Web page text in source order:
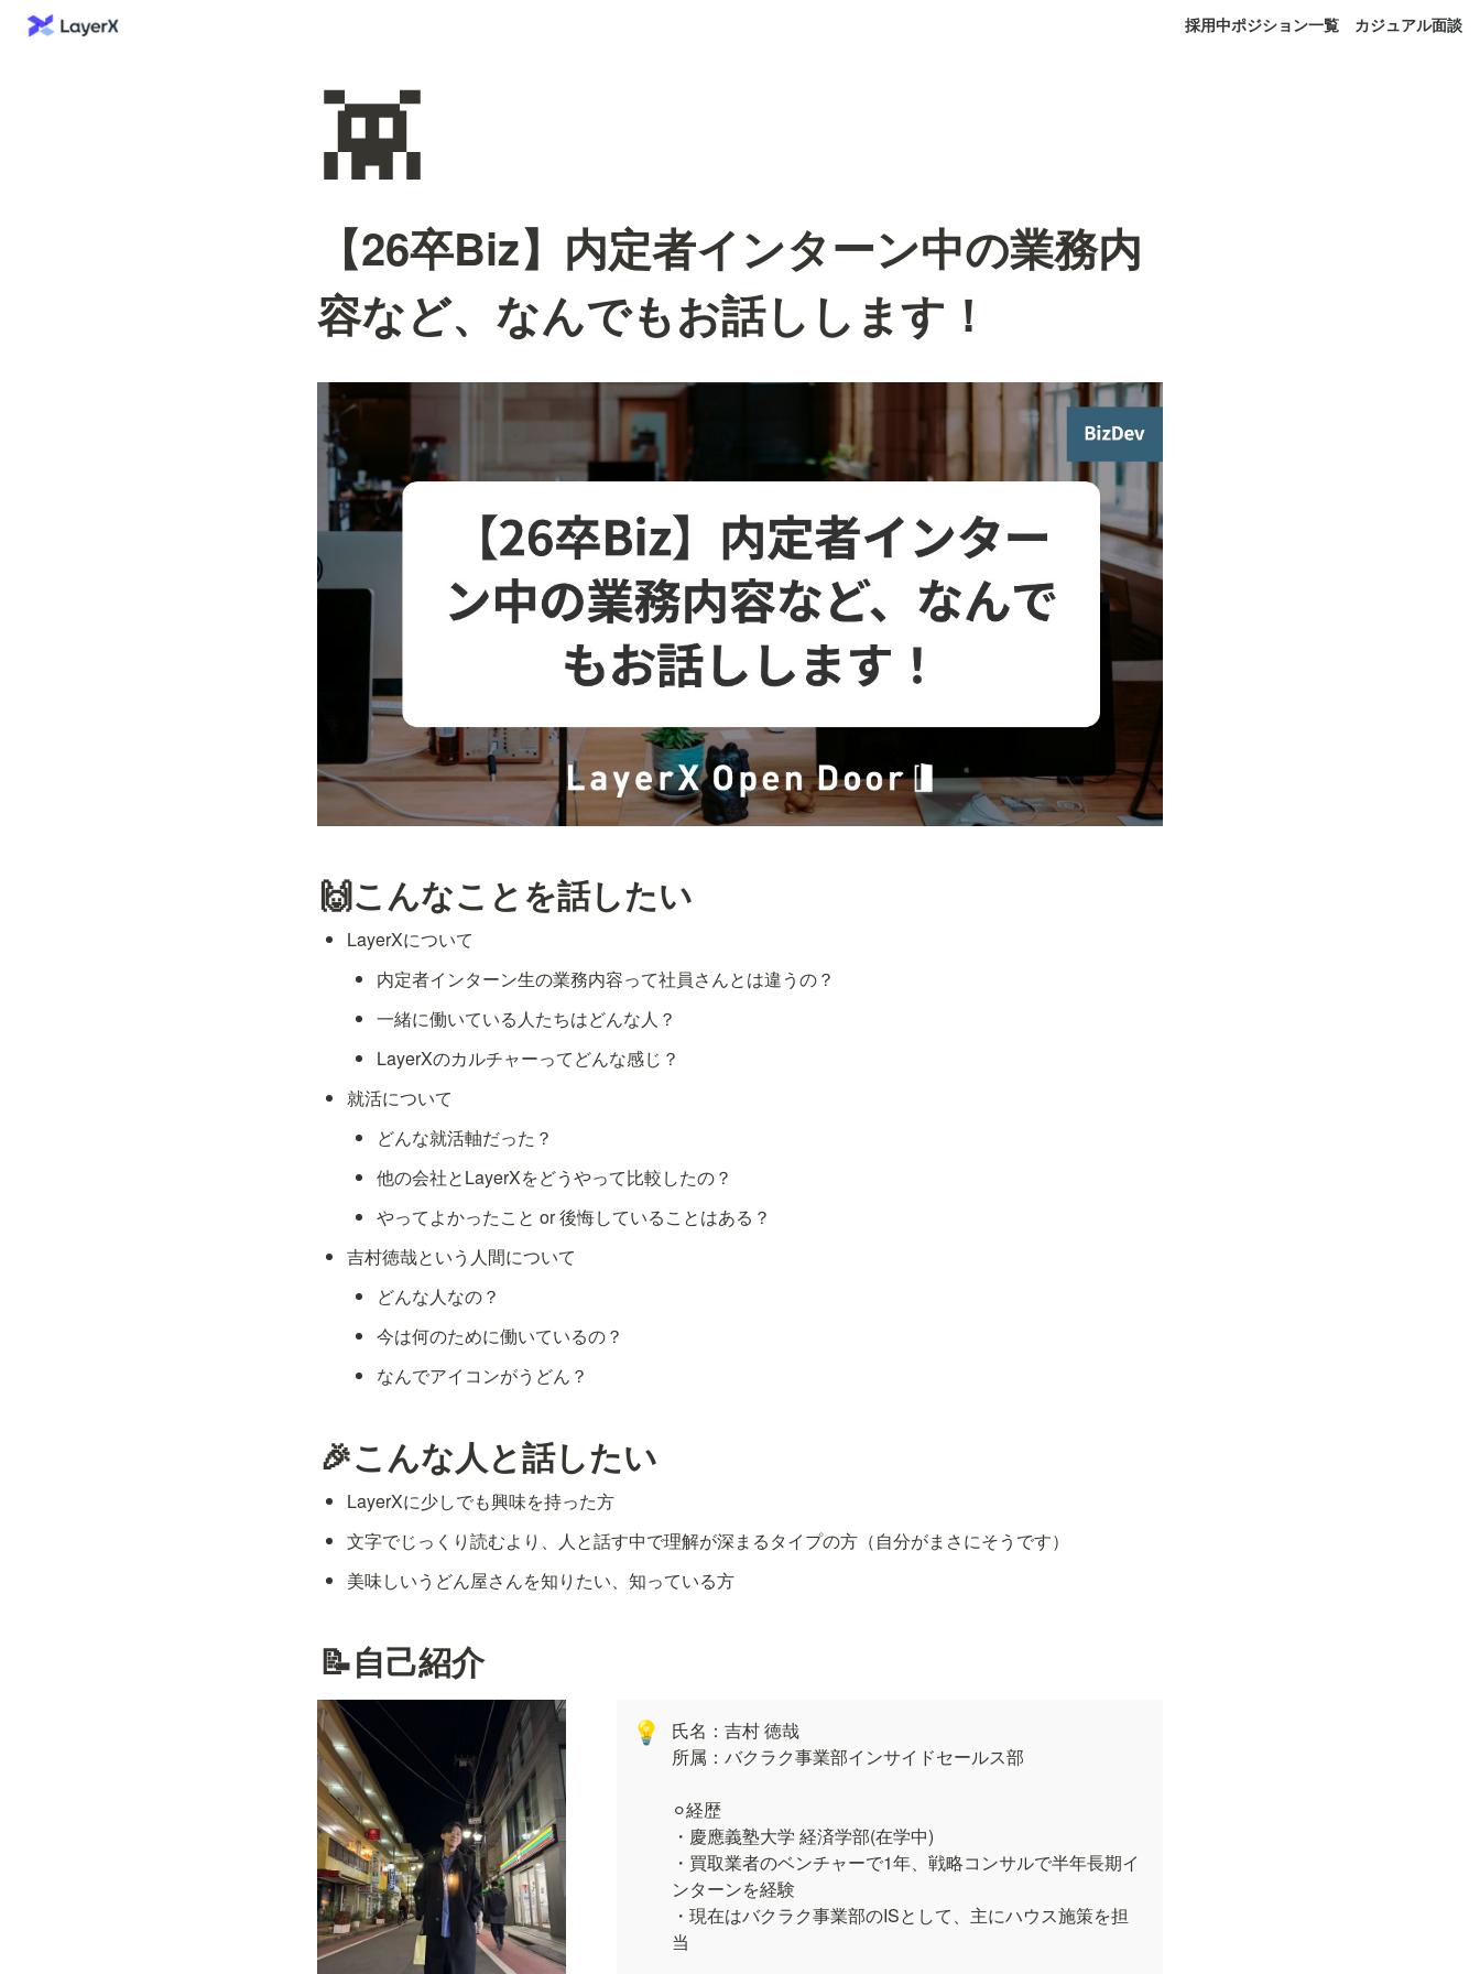
採用中ポジション一覧 カジュアル面談
👾
【26卒Biz】内定者インターン中の業務内
容など、なんでもお話しします！
🙌こんなことを話したい
LayerXについて
内定者インターン生の業務内容って社員さんとは違うの？
一緒に働いている人たちはどんな人？
LayerXのカルチャーってどんな感じ？
就活について
どんな就活軸だった？
他の会社とLayerXをどうやって比較したの？
やってよかったこと or 後悔していることはある？
吉村徳哉という人間について
どんな人なの？
今は何のために働いているの？
なんでアイコンがうどん？
🎉こんな人と話したい
LayerXに少しでも興味を持った方
文字でじっくり読むより、人と話す中で理解が深まるタイプの方（自分がまさにそうです）
美味しいうどん屋さんを知りたい、知っている方
📝自己紹介
💡
氏名：吉村 徳哉
所属：バクラク事業部インサイドセールス部
⚪︎経歴
・慶應義塾大学 経済学部(在学中)
・買取業者のベンチャーで1年、戦略コンサルで半年長期イ
ンターンを経験
・現在はバクラク事業部のISとして、主にハウス施策を担
当